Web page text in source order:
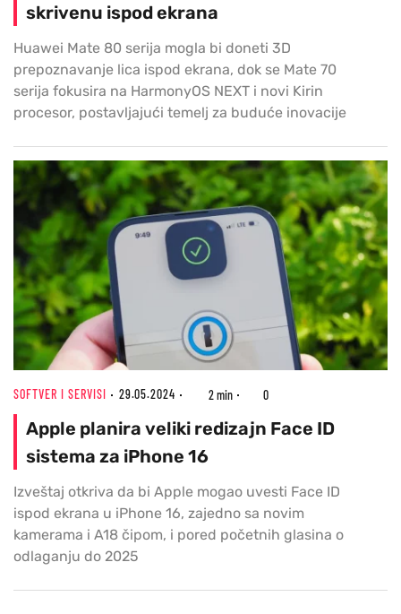
skrivenu ispod ekrana
Huawei Mate 80 serija mogla bi doneti 3D
prepoznavanje lica ispod ekrana, dok se Mate 70
serija fokusira na HarmonyOS NEXT i novi Kirin
procesor, postavljajući temelj za buduće inovacije
SOFTVER I SERVISI 29.05.2024 2 min 0
Apple planira veliki redizajn Face ID
sistema za iPhone 16
Izveštaj otkriva da bi Apple mogao uvesti Face ID
ispod ekrana u iPhone 16, zajedno sa novim
kamerama i A18 čipom, i pored početnih glasina o
odlaganju do 2025